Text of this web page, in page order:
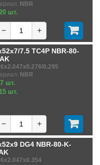
NBR
шт.
− +
7.5 TC4P NBR-80-
0.295
NBR
шт.
шт.
− +
DG4 NBR-80-K-